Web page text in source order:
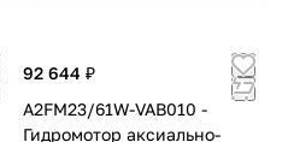
92 644 ₽
A2FM23/61W-VAB010 -
Гидромотор аксиально-